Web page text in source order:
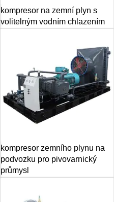
kompresor na zemní plyn s
volitelným vodním chlazením
kompresor zemního plynu na
podvozku pro pivovarnický
průmysl